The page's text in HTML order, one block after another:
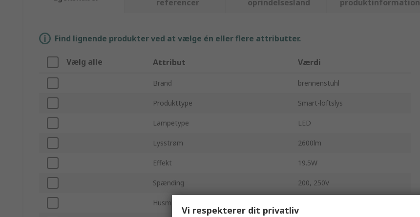
referencer
oprindelsesland
produktinformation
Find lignende produkter ved at vælge én eller flere attributter.
Vælg alle Attribut Værdi
Brand brennenstuhl
Produkttype Smart-loftslys
Lampetype LED
Lysstrøm 2600lm
Effekt 19.5W
Spænding 200, 250V
Husmateriale
Vi respekterer dit privatliv